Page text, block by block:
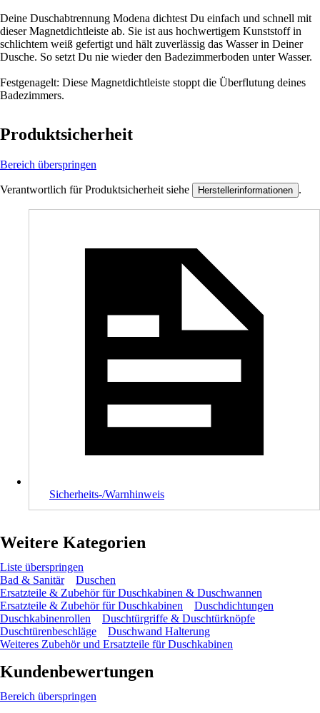
Deine Duschabtrennung Modena dichtest Du einfach und schnell mit
dieser Magnetdichtleiste ab. Sie ist aus hochwertigem Kunststoff in
schlichtem weiß gefertigt und hält zuverlässig das Wasser in Deiner
Dusche. So setzt Du nie wieder den Badezimmerboden unter Wasser.
Festgenagelt: Diese Magnetdichtleiste stoppt die Überflutung deines
Badezimmers.
Produktsicherheit
Bereich überspringen
Verantwortlich für Produktsicherheit siehe Herstellerinformationen .
Sicherheits-/Warnhinweis
Weitere Kategorien
Liste überspringen
Bad & Sanitär
Duschen
Ersatzteile & Zubehör für Duschkabinen & Duschwannen
Ersatzteile & Zubehör für Duschkabinen
Duschdichtungen
Duschkabinenrollen
Duschtürgriffe & Duschtürknöpfe
Duschtürenbeschläge
Duschwand Halterung
Weiteres Zubehör und Ersatzteile für Duschkabinen
Kundenbewertungen
Bereich überspringen